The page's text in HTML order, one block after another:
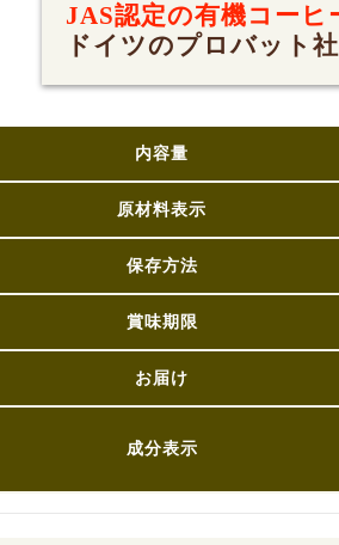
JAS認定の有機コーヒ
ドイツのプロバット
内容量
原材料表示
保存方法
賞味期限
お届け
成分表示